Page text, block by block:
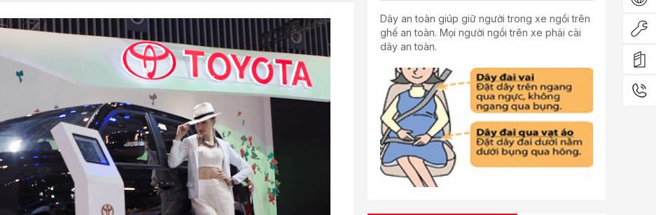
Dây an toàn giúp giữ người trong xe ngồi trên
ghế an toàn. Mọi người ngồi trên xe phải cài
dây an toàn.